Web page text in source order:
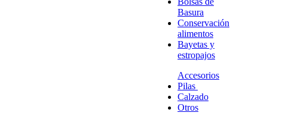
Basura
Conservación
alimentos
Bayetas y
estropajos
Accesorios
Pilas
Calzado
Otros